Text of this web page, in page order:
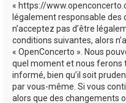
« https://
légalement responsable des
n’acceptez pas d’être
conditions suivantes, alors
« OpenConcerto ». Nous
quel moment et nous ferons
informé, bien qu’il soit
par vous-même. Si vous
alors que des changements